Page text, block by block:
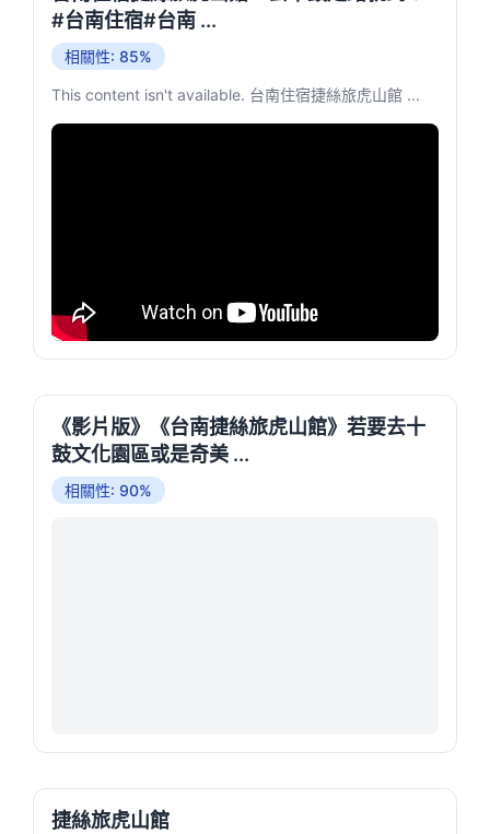
#台南住宿#台南 ...
相關性: 85%
This content isn't available. 台南住宿捷絲旅虎山館 ...
《影片版》《台南捷絲旅虎山館》若要去十
鼓文化園區或是奇美 ...
相關性: 90%
捷絲旅虎山館